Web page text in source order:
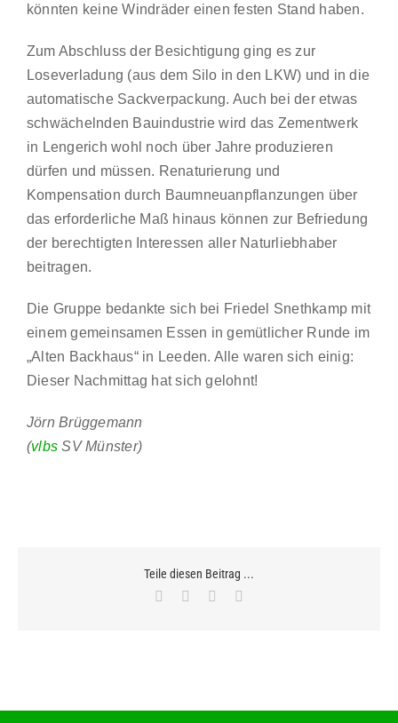
könnten keine Windräder einen festen Stand haben.
Zum Abschluss der Besichtigung ging es zur
Loseverladung (aus dem Silo in den LKW) und in die
automatische Sackverpackung. Auch bei der etwas
schwächelnden Bauindustrie wird das Zementwerk
in Lengerich wohl noch über Jahre produzieren
dürfen und müssen. Renaturierung und
Kompensation durch Baumneuanpflanzungen über
das erforderliche Maß hinaus können zur Befriedung
der berechtigten Interessen aller Naturliebhaber
beitragen.
Die Gruppe bedankte sich bei Friedel Snethkamp mit
einem gemeinsamen Essen in gemütlicher Runde im
„Alten Backhaus“ in Leeden. Alle waren sich einig:
Dieser Nachmittag hat sich gelohnt!
Jörn Brüggemann
(vlbs SV Münster)
Teile diesen Beitrag ...
Facebook WhatsApp